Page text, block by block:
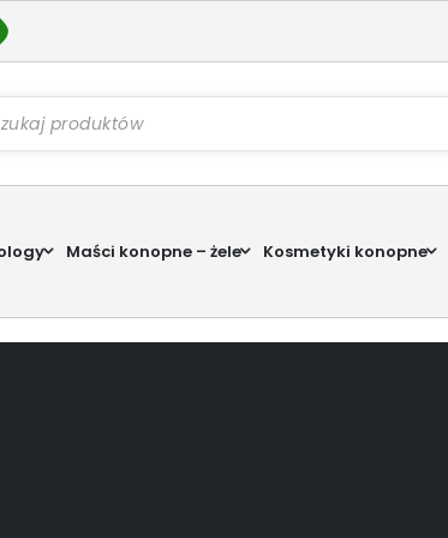
Maści konopne – żele Kosmetyki konopne